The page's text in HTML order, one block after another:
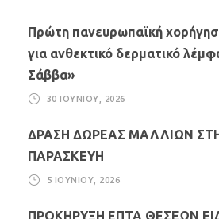
Πρώτη πανευρωπαϊκή
για ανθεκτικό δερματικό
Σάββα»
30 ΙΟΥΝΊΟΥ, 2026
ΔΡΑΣΗ ΔΩΡΕΑΣ ΜΑΛΛΙΩΝ
ΠΑΡΑΣΚΕΥΗ
5 ΙΟΥΝΊΟΥ, 2026